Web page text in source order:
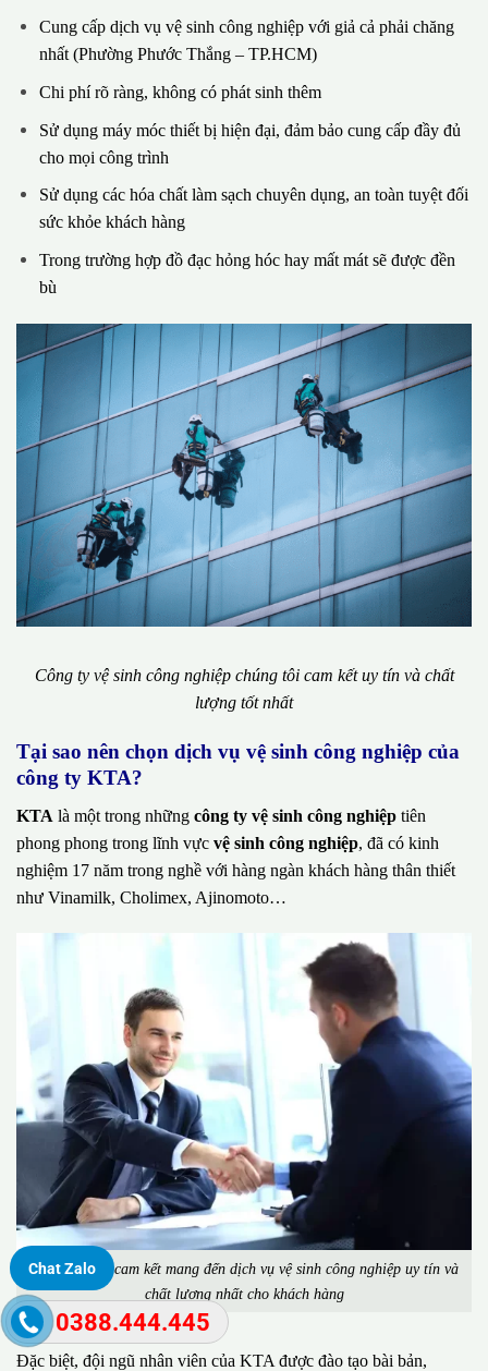
Cung cấp dịch vụ vệ sinh công nghiệp với giả cả phải chăng
nhất (Phường Phước Thắng – TP.HCM)
Chi phí rõ ràng, không có phát sinh thêm
Sử dụng máy móc thiết bị hiện đại, đảm bảo cung cấp đầy đủ
cho mọi công trình
Sử dụng các hóa chất làm sạch chuyên dụng, an toàn tuyệt đối
sức khỏe khách hàng
Trong trường hợp đồ đạc hỏng hóc hay mất mát sẽ được đền
bù
Công ty vệ sinh công nghiệp chúng tôi cam kết uy tín và chất
lượng tốt nhất
Tại sao nên chọn dịch vụ vệ sinh công nghiệp của
công ty KTA?
KTA là một trong những công ty vệ sinh công nghiệp tiên
phong phong trong lĩnh vực vệ sinh công nghiệp, đã có kinh
nghiệm 17 năm trong nghề với hàng ngàn khách hàng thân thiết
như Vinamilk, Cholimex, Ajinomoto…
Công ty KTA cam kết mang đến dịch vụ vệ sinh công nghiệp uy tín và
chất lượng nhất cho khách hàng
Đặc biệt, đội ngũ nhân viên của KTA được đào tạo bài bản,
Chat Zalo
0388.444.445